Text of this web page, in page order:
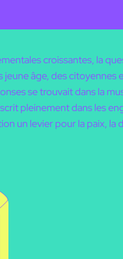
croissantes, la
âge, des citoyennes
se trouvait dans la
pleinement dans les
un levier pour la paix, la